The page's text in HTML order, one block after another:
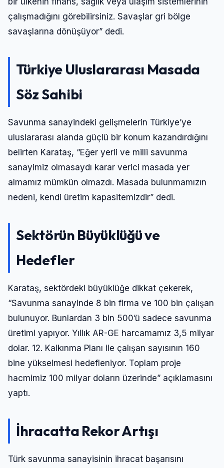
çalışmadığını görebilirsiniz. Savaşlar gri bölge
savaşlarına dönüşüyor” dedi.
Türkiye Uluslararası Masada
Söz Sahibi
Savunma sanayindeki gelişmelerin Türkiye’ye
uluslararası alanda güçlü bir konum kazandırdığını
belirten Karataş, “Eğer yerli ve milli savunma
sanayimiz olmasaydı karar verici masada yer
almamız mümkün olmazdı. Masada bulunmamızın
nedeni, kendi üretim kapasitemizdir” dedi.
Sektörün Büyüklüğü ve
Hedefler
Karataş, sektördeki büyüklüğe dikkat çekerek,
“Savunma sanayinde 8 bin firma ve 100 bin çalışan
bulunuyor. Bunlardan 3 bin 500’ü sadece savunma
üretimi yapıyor. Yıllık AR-GE harcamamız 3,5 milyar
dolar. 12. Kalkınma Planı ile çalışan sayısının 160
bine yükselmesi hedefleniyor. Toplam proje
hacmimiz 100 milyar doların üzerinde” açıklamasını
yaptı.
İhracatta Rekor Artışı
Türk savunma sanayisinin ihracat başarısını